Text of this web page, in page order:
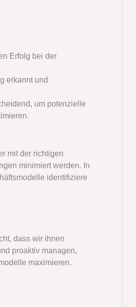
Erfolg bei der
erkannt und
um potenzielle
mit der richtigen
minimiert werden. In
identifiziere
dass wir ihnen
proaktiv managen,
maximieren.